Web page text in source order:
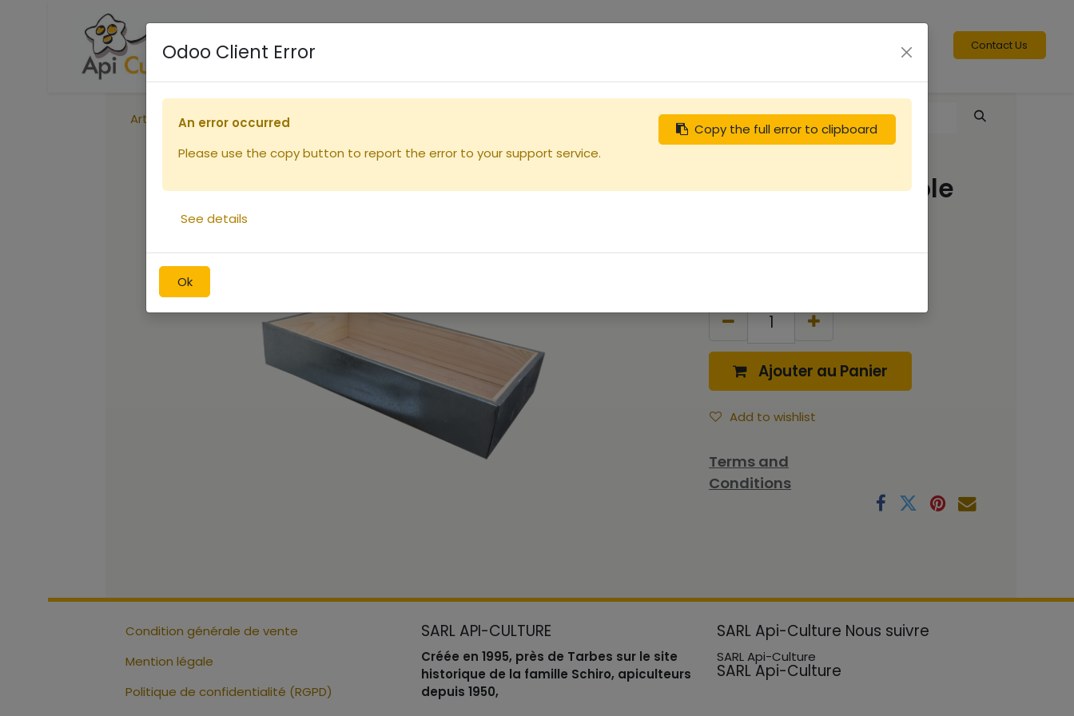
Accueil Boutique Contact Us
Articles Toit Dt 5 bois et tôle Stuparul
Toit Dt 5 bois et tôle
11.67€
Ajouter au Panier
Add to wishlist
Terms and
Conditions
Condition générale de vente
Mention légale
Politique de confidentialité (RGPD)
SARL API-CULTURE
Créée en 1995, près de Tarbes sur le site
historique de la famille Schiro, apiculteurs
depuis 1950,
SARL Api-Culture Nous suivre
SARL Api-Culture
SARL Api-Culture
Odoo Client Error
Ok
Copy the full error to clipboard
An error occurred
Please use the copy button to report the error to your support service.
See details